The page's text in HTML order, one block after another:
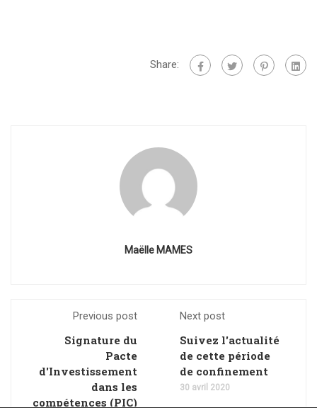
Share:
Maëlle MAMES
Previous post
Signature du
Pacte
d'Investissement
dans les
compétences (PIC)
Next post
Suivez l'actualité
de cette période
de confinement
30 avril 2020